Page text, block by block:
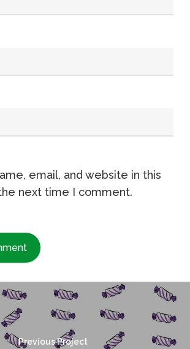
email, and website in this
next time I comment.
Previous Project